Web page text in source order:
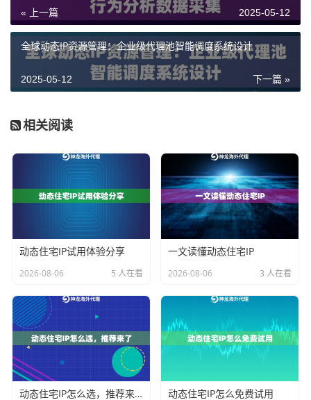
选择动态IP代理服务时，协议适配能力往往被忽视。某
电商平台曾因SOCKS5协议支持不全导致订单数据丢
失，改用神龙海外代理IP后，其自动协议切换功能成功
解决了这个问题。建议优先选择支持多协议自动适配的
切换模式：定时更换和异常触发更换。神龙海外代理IP
的智能切换系统能根据目标网站的验证频率自动调整IP
生命周期，相比固定时长更换的服务，业务成功率提升4
四、常见问题QA
Q：动态IP代理和静态IP有什么区别？
A：动态IP会定时更换地址，适合需要高频切换的场景；
静态IP固定不变，更适用于长期稳定连接。神龙海外代
理IP支持两种模式智能切换。
« 上一篇 2025-05-12
全球动态IP资源管理：企业级代理池智能调度系统设计
下一篇 »
2025-05-12
相关阅读
动态住宅IP试用体验分享
2026-08-06 5 人在看
一文读懂动态住宅IP
2026-08-06 3 人在看
动态住宅IP怎么选，推荐来了 动态住宅IP怎么免费试用